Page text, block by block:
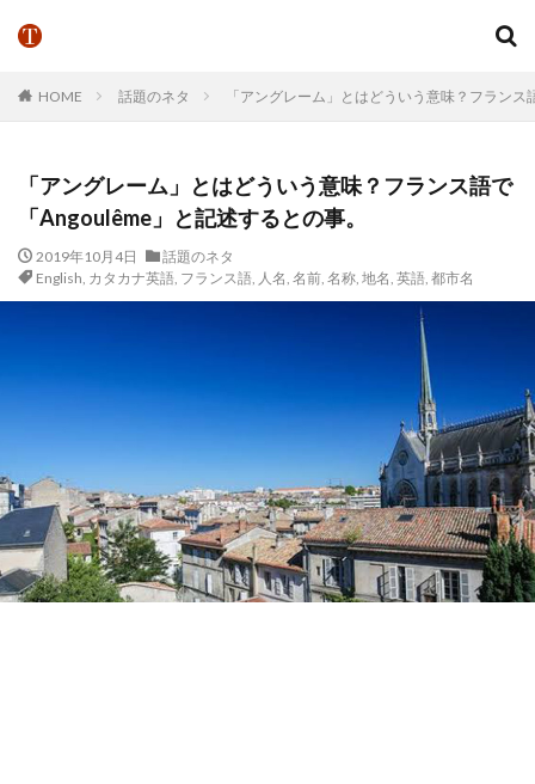
HOME 話題のネタ 「アングレーム」とはどういう意味？フラン
「アングレーム」とはどういう意味？フランス語で
「Angoulême」と記述するとの事。
2019年10月4日
話題のネタ
English, カタカナ英語, フランス語, 人名, 名前, 名称, 地名, 英語, 都市名